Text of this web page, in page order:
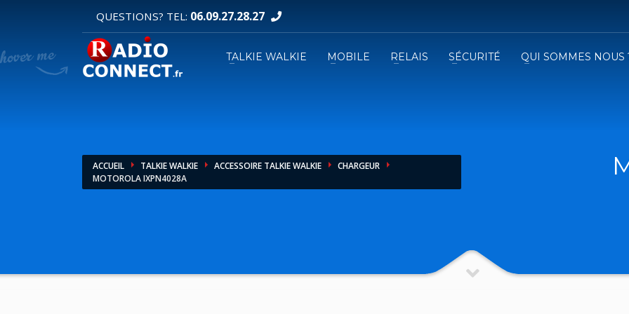
DEMANDE DE DEVIS
1 Sélectionnez vos produits.
QUESTIONS? TEL: 06.09.27.28.27
TALKIE WALKIE MOBILE RELAIS SÉCURITÉ QUI SOMMES NOUS
ACCUEIL TALKIE WALKIE ACCESSOIRE TALKIE WALKIE
CHARGEUR
MOTOROLA IXPN4028A